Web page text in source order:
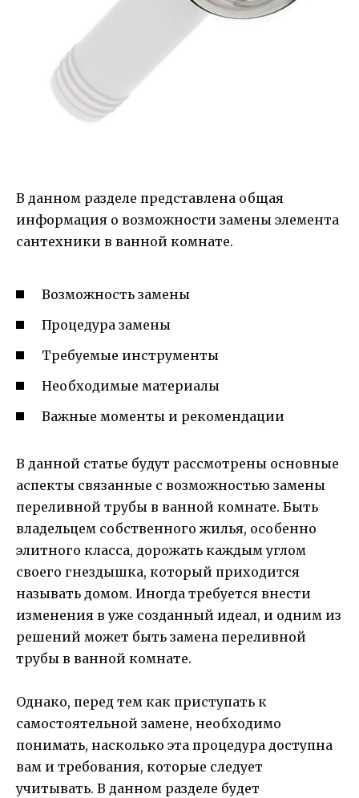
В данном разделе представлена общая
информация о возможности замены элемента
сантехники в ванной комнате.
Возможность замены
Процедура замены
Требуемые инструменты
Необходимые материалы
Важные моменты и рекомендации
В данной статье будут рассмотрены основные
аспекты связанные с возможностью замены
переливной трубы в ванной комнате. Быть
владельцем собственного жилья, особенно
элитного класса, дорожать каждым углом
своего гнездышка, который приходится
называть домом. Иногда требуется внести
изменения в уже созданный идеал, и одним из
решений может быть замена переливной
трубы в ванной комнате.
Однако, перед тем как приступать к
самостоятельной замене, необходимо
понимать, насколько эта процедура доступна
вам и требования, которые следует
учитывать. В данном разделе будет